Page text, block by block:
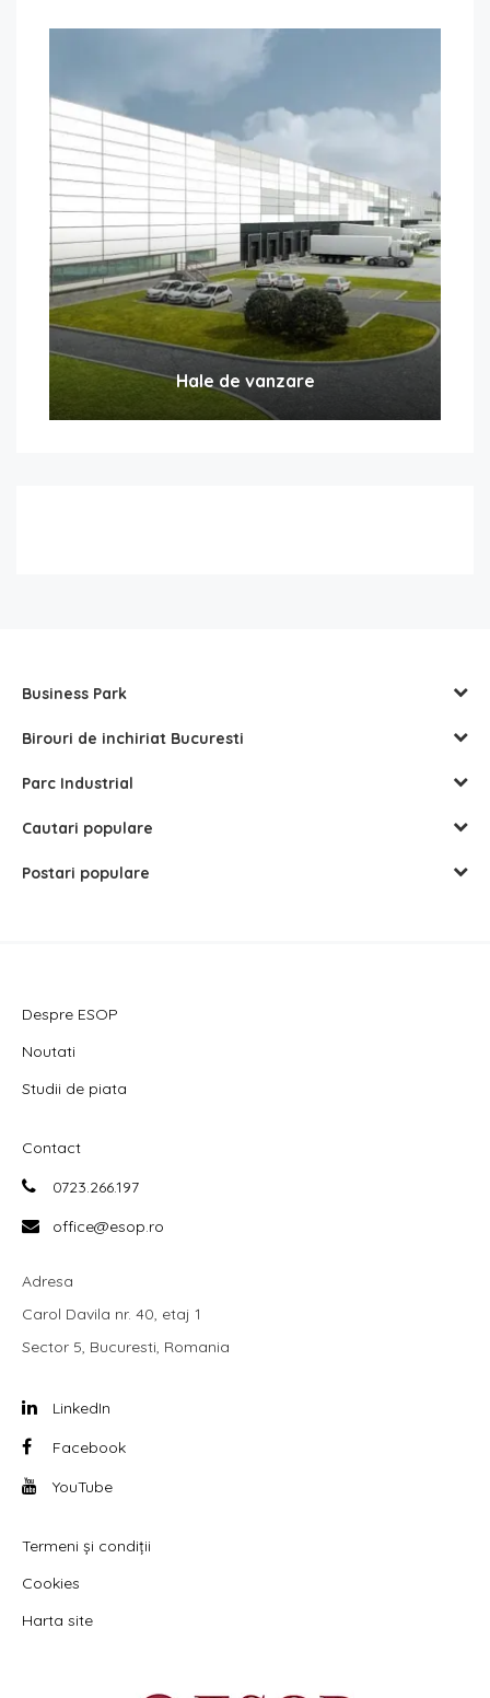
Hale de vanzare
Business Park
Birouri de inchiriat Bucuresti
Parc Industrial
Cautari populare
Postari populare
Despre ESOP
Noutati
Studii de piata
Contact
0723.266.197
office@esop.ro
Adresa
Carol Davila nr. 40, etaj 1
Sector 5, Bucuresti, Romania
LinkedIn
Facebook
YouTube
Termeni și condiții
Cookies
Harta site